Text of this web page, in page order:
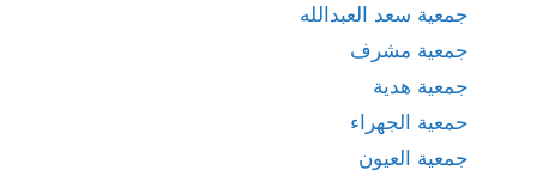
جمعية سعد العبدالله
جمعية مشرف
جمعية هدية
حمعية الجهراء
جمعية العيون